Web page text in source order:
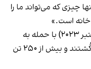
چیزی که می‌تواند ما را
خانه است.»
اعضای حماس ۱۵ مهر ۱۴۰۲ (هفتم اکتبر ۲۰۲۳) با حمله به
جنوب اسرائیل حدود هزار و ۲۰۰ نفر را کُشتند و بیش از ۲۵۰ تن